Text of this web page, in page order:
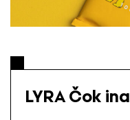
LYRA Čok ina